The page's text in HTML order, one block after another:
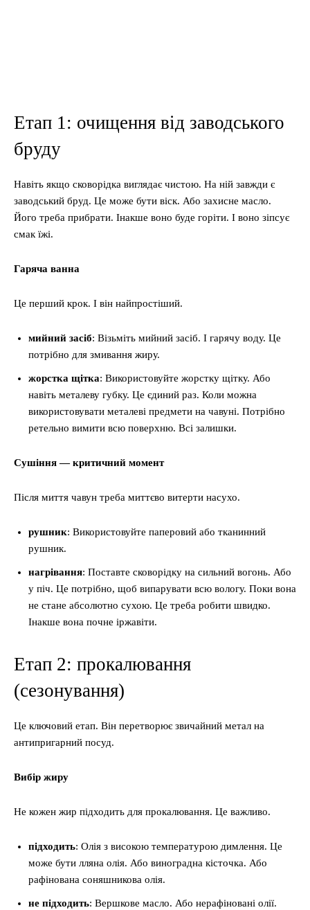
Етап 1: очищення від заводського
бруду
Навіть якщо сковорідка виглядає чистою. На ній завжди є
заводський бруд. Це може бути віск. Або захисне масло.
Його треба прибрати. Інакше воно буде горіти. І воно зіпсує
смак їжі.
Гаряча ванна
Це перший крок. І він найпростіший.
мийний засіб: Візьміть мийний засіб. І гарячу воду. Це
потрібно для змивання жиру.
жорстка щітка: Використовуйте жорстку щітку. Або
навіть металеву губку. Це єдиний раз. Коли можна
використовувати металеві предмети на чавуні. Потрібно
ретельно вимити всю поверхню. Всі залишки.
Сушіння — критичний момент
Після миття чавун треба миттєво витерти насухо.
рушник: Використовуйте паперовий або тканинний
рушник.
нагрівання: Поставте сковорідку на сильний вогонь. Або
у піч. Це потрібно, щоб випарувати всю вологу. Поки вона
не стане абсолютно сухою. Це треба робити швидко.
Інакше вона почне іржавіти.
Етап 2: прокалювання
(сезонування)
Це ключовий етап. Він перетворює звичайний метал на
антипригарний посуд.
Вибір жиру
Не кожен жир підходить для прокалювання. Це важливо.
підходить: Олія з високою температурою димлення. Це
може бути лляна олія. Або виноградна кісточка. Або
рафінована соняшникова олія.
не підходить: Вершкове масло. Або нерафіновані олії.